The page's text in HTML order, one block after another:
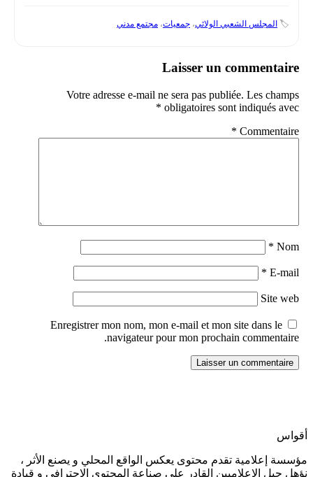
🏷️ المجلس الشعبي الولائي، جمعيات، مجتمع مدني
Laisser un commentaire
Votre adresse e-mail ne sera pas publiée. Les champs
obligatoires sont indiqués avec
*
Commentaire
*
Nom
*
E-mail
*
Site web
Enregistrer mon nom, mon e-mail et mon site dans le
navigateur pour mon prochain commentaire.
أقواس
مؤسسة إعلامية تقدم محتوى يعكس الواقع المحلي و يصنع الأثر ،
نؤهل جيل الإعلاميين القادر على صناعة المحتوى الاحترافي و قيادة